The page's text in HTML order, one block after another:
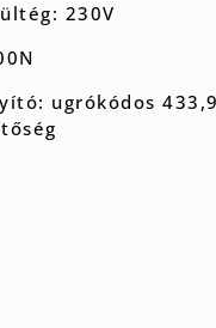
230V
ugrókódos